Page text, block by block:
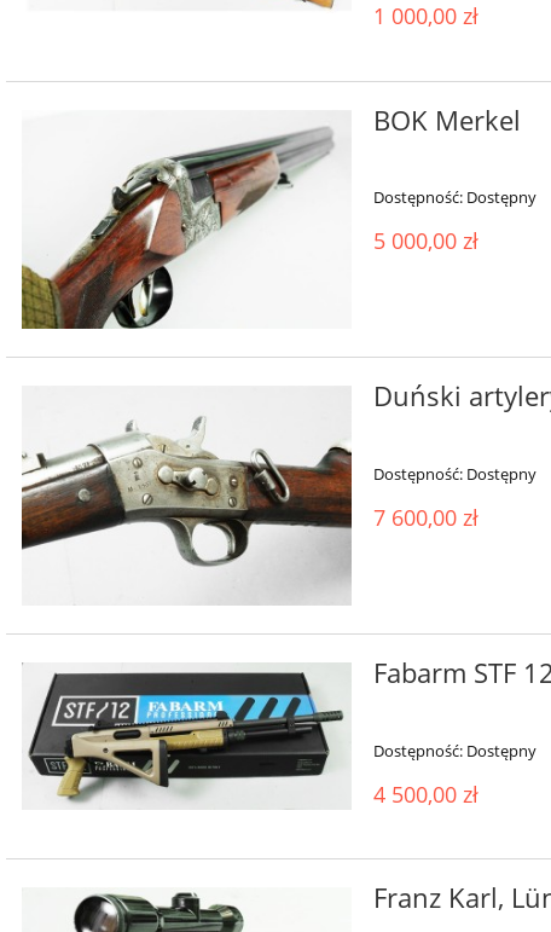
1 000,00 zł
BOK Merkel
Dostępność: Dostępny
5 000,00 zł
Duński
Dostępność: Dostępny
7 600,00 zł
Fabarm STF
Dostępność: Dostępny
4 500,00 zł
Franz Karl,